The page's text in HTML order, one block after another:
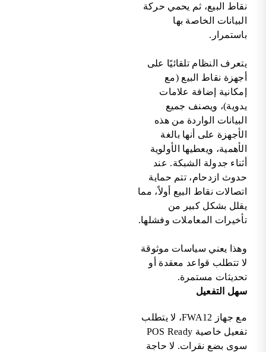
نقاط البيع، ثم يحمي حركة
البيانات الخاصة بها
باستمرار.
يتعرف النظام تلقائيًا على
أجهزة نقاط البيع (مع
إمكانية إضافة علامات
يدوية)، ويصنف جميع
البيانات الواردة من هذه
الأجهزة على أنها بالغة
الأهمية، ويعطيها الأولوية
أثناء جدولة الشبكة. عند
حدوث ازدحام، تتم حماية
اتصالات نقاط البيع أولاً، مما
يقلل بشكل كبير من
تأخيرات المعاملات وفشلها.
وهذا يعني سياسات موثوقة
لا تتطلب قواعد معقدة أو
تحديثات مستمرة.
سهل التفعيل
مع جهاز FWA12، لا يتطلب
تفعيل خاصية POS Ready
سوى بضع نقرات. لا حاجة